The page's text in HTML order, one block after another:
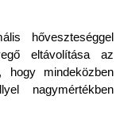
hőveszteséggel
eltávolítása az
hogy mindeközben
nagymértékben